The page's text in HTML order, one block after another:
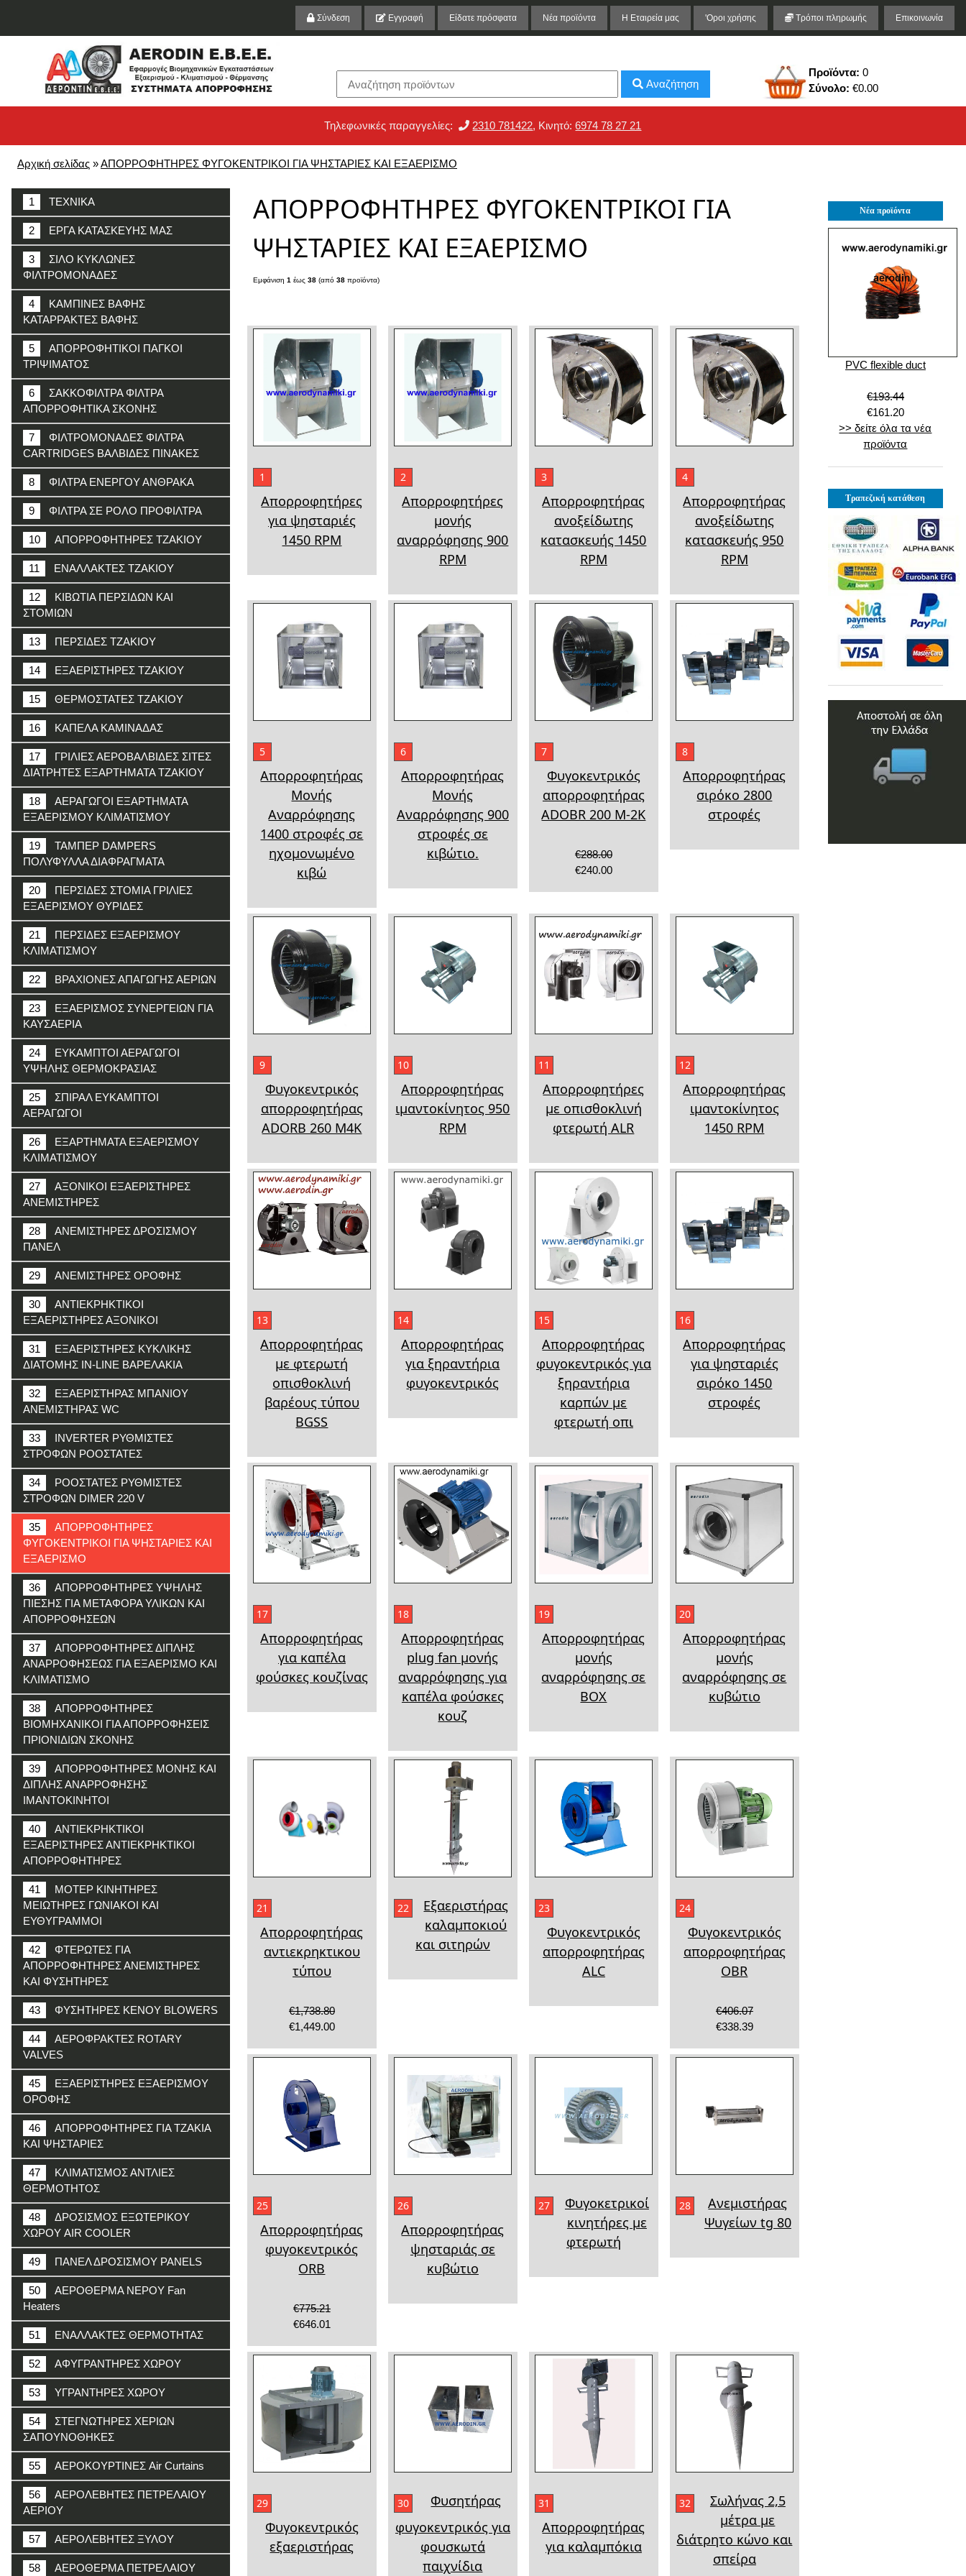
Σύνδεση Εγγραφή Είδατε πρόσφατα Νέα προϊόντα Η Εταιρεία μας 'Οροι χρήσης Τρόποι πληρωμής Επικοινωνία
Αναζήτηση
Προϊόντα: 0
Σύνολο: €0.00
Τηλεφωνικές παραγγελίες: 2310 781422, Κινητό:6974 78 27 21
Αρχική σελίδας »ΑΠΟΡΡΟΦΗΤΗΡΕΣ ΦΥΓΟΚΕΝΤΡΙΚΟΙ ΓΙΑ ΨΗΣΤΑΡΙΕΣ ΚΑΙ ΕΞΑΕΡΙΣΜΟ
1 ΤΕΧΝΙΚΑ
2 ΕΡΓΑ ΚΑΤΑΣΚΕΥΗΣ ΜΑΣ
3
ΣΙΛΟ ΚΥΚΛΩΝΕΣ
ΦΙΛΤΡΟΜΟΝΑΔΕΣ
4
ΚΑΜΠΙΝΕΣ ΒΑΦΗΣ
ΚΑΤΑΡΡΑΚΤΕΣ ΒΑΦΗΣ
5
ΑΠΟΡΡΟΦΗΤΙΚΟΙ ΠΑΓΚΟΙ
ΤΡΙΨΙΜΑΤΟΣ
6
ΣΑΚΚΟΦΙΛΤΡΑ ΦΙΛΤΡΑ
ΑΠΟΡΡΟΦΗΤΙΚΑ ΣΚΟΝΗΣ
7
ΦΙΛΤΡΟΜΟΝΑΔΕΣ ΦΙΛΤΡΑ
CARTRIDGES ΒΑΛΒΙΔΕΣ ΠΙΝΑΚΕΣ
8 ΦΙΛΤΡΑ ΕΝΕΡΓΟΥ ΑΝΘΡΑΚΑ
9 ΦΙΛΤΡΑ ΣΕ ΡΟΛΟ ΠΡΟΦΙΛΤΡΑ
10 ΑΠΟΡΡΟΦΗΤΗΡΕΣ ΤΖΑΚΙΟΥ
11 ΕΝΑΛΛΑΚΤΕΣ ΤΖΑΚΙΟΥ
12
ΚΙΒΩΤΙΑ ΠΕΡΣΙΔΩΝ ΚΑΙ
ΣΤΟΜΙΩΝ
13 ΠΕΡΣΙΔΕΣ ΤΖΑΚΙΟΥ
14 ΕΞΑΕΡΙΣΤΗΡΕΣ ΤΖΑΚΙΟΥ
15 ΘΕΡΜΟΣΤΑΤΕΣ ΤΖΑΚΙΟΥ
16 ΚΑΠΕΛΑ ΚΑΜΙΝΑΔΑΣ
17
ΓΡΙΛΙΕΣ ΑΕΡΟΒΑΛΒΙΔΕΣ ΣΙΤΕΣ
ΔΙΑΤΡΗΤΕΣ ΕΞΑΡΤΗΜΑΤΑ ΤΖΑΚΙΟΥ
18
ΑΕΡΑΓΩΓΟΙ ΕΞΑΡΤΗΜΑΤΑ
ΕΞΑΕΡΙΣΜΟΥ ΚΛΙΜΑΤΙΣΜΟΥ
19
ΤΑΜΠΕΡ DAMPERS
ΠΟΛΥΦΥΛΛΑ ΔΙΑΦΡΑΓΜΑΤΑ
20
ΠΕΡΣΙΔΕΣ ΣΤΟΜΙΑ ΓΡΙΛΙΕΣ
ΕΞΑΕΡΙΣΜΟΥ ΘΥΡΙΔΕΣ
21
ΠΕΡΣΙΔΕΣ ΕΞΑΕΡΙΣΜΟΥ
ΚΛΙΜΑΤΙΣΜΟΥ
22 ΒΡΑΧΙΟΝΕΣ ΑΠΑΓΩΓΗΣ ΑΕΡΙΩΝ
23
ΕΞΑΕΡΙΣΜΟΣ ΣΥΝΕΡΓΕΙΩΝ ΓΙΑ
ΚΑΥΣΑΕΡΙΑ
24
ΕΥΚΑΜΠΤΟΙ ΑΕΡΑΓΩΓΟΙ
ΥΨΗΛΗΣ ΘΕΡΜΟΚΡΑΣΙΑΣ
25
ΣΠΙΡΑΛ ΕΥΚΑΜΠΤΟΙ
ΑΕΡΑΓΩΓΟΙ
26
ΕΞΑΡΤΗΜΑΤΑ ΕΞΑΕΡΙΣΜΟΥ
ΚΛΙΜΑΤΙΣΜΟΥ
27
ΑΞΟΝΙΚΟΙ ΕΞΑΕΡΙΣΤΗΡΕΣ
ΑΝΕΜΙΣΤΗΡΕΣ
28
ΑΝΕΜΙΣΤΗΡΕΣ ΔΡΟΣΙΣΜΟΥ
ΠΑΝΕΛ
29 ΑΝΕΜΙΣΤΗΡΕΣ ΟΡΟΦΗΣ
30
ΑΝΤΙΕΚΡΗΚΤΙΚΟΙ
ΕΞΑΕΡΙΣΤΗΡΕΣ ΑΞΟΝΙΚΟΙ
31
ΕΞΑΕΡΙΣΤΗΡΕΣ ΚΥΚΛΙΚΗΣ
ΔΙΑΤΟΜΗΣ IN-LINE ΒΑΡΕΛΑΚΙΑ
32
ΕΞΑΕΡΙΣΤΗΡΑΣ ΜΠΑΝΙΟΥ
ΑΝΕΜΙΣΤΗΡΑΣ WC
33
INVERTER ΡΥΘΜΙΣΤΕΣ
ΣΤΡΟΦΩΝ ΡΟΟΣΤΑΤΕΣ
34
ΡΟΟΣΤΑΤΕΣ ΡΥΘΜΙΣΤΕΣ
ΣΤΡΟΦΩΝ DIMER 220 V
35
ΑΠΟΡΡΟΦΗΤΗΡΕΣ
ΦΥΓΟΚΕΝΤΡΙΚΟΙ ΓΙΑ ΨΗΣΤΑΡΙΕΣ ΚΑΙ
ΕΞΑΕΡΙΣΜΟ
36
ΑΠΟΡΡΟΦΗΤΗΡΕΣ ΥΨΗΛΗΣ
ΠΙΕΣΗΣ ΓΙΑ ΜΕΤΑΦΟΡΑ ΥΛΙΚΩΝ ΚΑΙ
ΑΠΟΡΡΟΦΗΣΕΩΝ
37
ΑΠΟΡΡΟΦΗΤΗΡΕΣ ΔΙΠΛΗΣ
ΑΝΑΡΡΟΦΗΣΕΩΣ ΓΙΑ ΕΞΑΕΡΙΣΜΟ ΚΑΙ
ΚΛΙΜΑΤΙΣΜΟ
38
ΑΠΟΡΡΟΦΗΤΗΡΕΣ
ΒΙΟΜΗΧΑΝΙΚΟΙ ΓΙΑ ΑΠΟΡΡΟΦΗΣΕΙΣ
ΠΡΙΟΝΙΔΙΩΝ ΣΚΟΝΗΣ
39
ΑΠΟΡΡΟΦΗΤΗΡΕΣ ΜΟΝΗΣ ΚΑΙ
ΔΙΠΛΗΣ ΑΝΑΡΡΟΦΗΣΗΣ
ΙΜΑΝΤΟΚΙΝΗΤΟΙ
40
ΑΝΤΙΕΚΡΗΚΤΙΚΟΙ
ΕΞΑΕΡΙΣΤΗΡΕΣ ΑΝΤΙΕΚΡΗΚΤΙΚΟΙ
ΑΠΟΡΡΟΦΗΤΗΡΕΣ
41
ΜΟΤΕΡ ΚΙΝΗΤΗΡΕΣ
ΜΕΙΩΤΗΡΕΣ ΓΩΝΙΑΚΟΙ ΚΑΙ
ΕΥΘΥΓΡΑΜΜΟΙ
42
ΦΤΕΡΩΤΕΣ ΓΙΑ
ΑΠΟΡΡΟΦΗΤΗΡΕΣ ΑΝΕΜΙΣΤΗΡΕΣ
ΚΑΙ ΦΥΣΗΤΗΡΕΣ
43 ΦΥΣΗΤΗΡΕΣ ΚΕΝΟΥ BLOWERS
44
ΑΕΡΟΦΡΑΚΤΕΣ ROTARY
VALVES
45
ΕΞΑΕΡΙΣΤΗΡΕΣ ΕΞΑΕΡΙΣΜΟΥ
ΟΡΟΦΗΣ
46
ΑΠΟΡΡΟΦΗΤΗΡΕΣ ΓΙΑ ΤΖΑΚΙΑ
ΚΑΙ ΨΗΣΤΑΡΙΕΣ
47
ΚΛΙΜΑΤΙΣΜΟΣ ΑΝΤΛΙΕΣ
ΘΕΡΜΟΤΗΤΟΣ
48
ΔΡΟΣΙΣΜΟΣ ΕΞΩΤΕΡΙΚΟΥ
ΧΩΡΟΥ AIR COOLER
49 ΠΑΝΕΛ ΔΡΟΣΙΣΜΟΥ PANELS
50
ΑΕΡΟΘΕΡΜΑ ΝΕΡΟΥ Fan
Heaters
51 ΕΝΑΛΛΑΚΤΕΣ ΘΕΡΜΟΤΗΤΑΣ
52 ΑΦΥΓΡΑΝΤΗΡΕΣ ΧΩΡΟΥ
53 ΥΓΡΑΝΤΗΡΕΣ ΧΩΡΟΥ
54
ΣΤΕΓΝΩΤΗΡΕΣ ΧΕΡΙΩΝ
ΣΑΠΟΥΝΟΘΗΚΕΣ
55 ΑΕΡΟΚΟΥΡΤΙΝΕΣ Air Curtains
56
ΑΕΡΟΛΕΒΗΤΕΣ ΠΕΤΡΕΛΑΙΟΥ
ΑΕΡΙΟΥ
57 ΑΕΡΟΛΕΒΗΤΕΣ ΞΥΛΟΥ
58 ΑΕΡΟΘΕΡΜΑ ΠΕΤΡΕΛΑΙΟΥ
ΑΠΟΡΡΟΦΗΤΗΡΕΣ ΦΥΓΟΚΕΝΤΡΙΚΟΙ ΓΙΑ
ΨΗΣΤΑΡΙΕΣ ΚΑΙ ΕΞΑΕΡΙΣΜΟ
Εμφάνιση 1 έως 38(από 38προϊόντα)
1
Απορροφητήρες
για ψησταριές
1450 RPM
2
Απορροφητήρες
μονής
αναρρόφησης 900
RPM
3
Απορροφητήρας
ανοξείδωτης
κατασκευής 1450
RPM
4
Απορροφητήρας
ανοξείδωτης
κατασκευής 950
RPM
5
Απορροφητήρας
Μονής
Αναρρόφησης
1400 στροφές σε
ηχομονωμένο
κιβώ
6
Απορροφητήρας
Μονής
Αναρρόφησης 900
στροφές σε
κιβώτιο.
7
Φυγοκεντρικός
απορροφητήρας
ADOBR 200 M-2K
€288.00
€240.00
8
Απορροφητήρας
σιρόκο 2800
στροφές
9
Φυγοκεντρικός
απορροφητήρας
ADORB 260 M4K
10
Απορροφητήρας
ιμαντοκίνητος 950
RPM
11
Απορροφητήρες
με οπισθοκλινή
φτερωτή ALR
12
Απορροφητήρας
ιμαντοκίνητος
1450 RPM
13
Απορροφητήρας
με φτερωτή
οπισθοκλινή
βαρέους τύπου
BGSS
14
Απορροφητήρας
για ξηραντήρια
φυγοκεντρικός
15
Απορροφητήρας
φυγοκεντρικός για
ξηραντήρια
καρπών με
φτερωτή οπι
16
Απορροφητήρας
για ψησταριές
σιρόκο 1450
στροφές
17
Απορροφητήρας
για καπέλα
φούσκες κουζίνας
18
Απορροφητήρας
plug fan μονής
αναρρόφησης για
καπέλα φούσκες
κουζ
19
Απορροφητήρας
μονής
αναρρόφησης σε
BOX
20
Απορροφητήρας
μονής
αναρρόφησης σε
κυβώτιο
21
Απορροφητήρας
αντιεκρηκτικου
τύπου
€1,738.80
€1,449.00
22
Εξαεριστήρας
καλαμποκιού
και σιτηρών
23
Φυγοκεντρικός
απορροφητήρας
ALC
24
Φυγοκεντρικός
απορροφητήρας
OBR
€406.07
€338.39
25
Απορροφητήρας
φυγοκεντρικός
ORB
€775.21
€646.01
26
Απορροφητήρας
ψησταριάς σε
κυβώτιο
27
Φυγοκετρικοί
κινητήρες με
φτερωτή
28
Ανεμιστήρας
Ψυγείων tg 80
29
Φυγοκεντρικός
εξαεριστήρας
30
Φυσητήρας
φυγοκεντρικός για
φουσκωτά
παιχνίδια
31
Απορροφητήρας
για καλαμπόκια
32
Σωλήνας 2,5
μέτρα με
διάτρητο κώνο και
σπείρα
Νέα προϊόντα
PVC flexible duct
€193.44
€161.20
>> δείτε όλα τα νέα
προϊόντα
Τραπεζική κατάθεση